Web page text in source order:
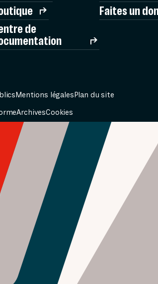
de
Faites un
Mentions légalesPlan du site
ArchivesCookies